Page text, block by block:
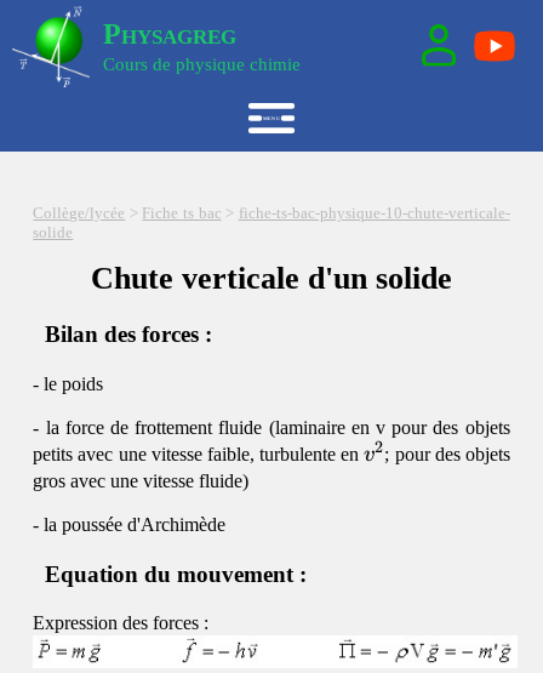
Physagreg
Cours de physique chimie
Collège/lycée > Fiche ts bac > fiche-ts-bac-physique-10-chute-verticale-
solide
Chute verticale d'un solide
Bilan des forces :
- le poids
- la force de frottement fluide (laminaire en v pour des objets
petits avec une vitesse faible, turbulente en v^2
v2; pour des objets
gros avec une vitesse fluide)
- la poussée d'Archimède
Equation du mouvement :
Expression des forces :